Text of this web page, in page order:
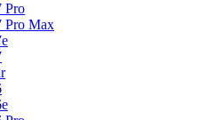
Pro
Pro Max